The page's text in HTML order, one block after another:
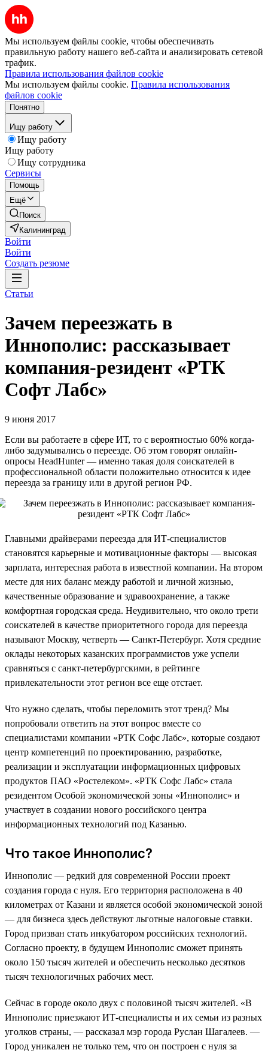
Мы используем файлы cookie, чтобы обеспечивать
правильную работу нашего веб-сайта и анализировать сетевой
трафик.
Правила использования файлов cookie
Мы используем файлы cookie. Правила использования
файлов cookie
Понятно
Ищу работу
Ищу работу
Ищу работу
Ищу сотрудника
Сервисы
Помощь
Ещё
Поиск
Калининград
Войти
Войти
Создать резюме
Статьи
Зачем переезжать в
Иннополис: рассказывает
компания-резидент «РТК
Софт Лабс»
9 июня 2017
Если вы работаете в сфере ИТ, то с вероятностью 60% когда-
либо задумывались о переезде. Об этом говорят онлайн-
опросы HeadHunter — именно такая доля соискателей в
профессиональной области положительно относится к идее
переезда за границу или в другой регион РФ.
Главными драйверами переезда для ИТ-специалистов
становятся карьерные и мотивационные факторы — высокая
зарплата, интересная работа в известной компании. На втором
месте для них баланс между работой и личной жизнью,
качественные образование и здравоохранение, а также
комфортная городская среда. Неудивительно, что около трети
соискателей в качестве приоритетного города для переезда
называют Москву, четверть — Санкт-Петербург. Хотя средние
оклады некоторых казанских программистов уже успели
сравняться с санкт-петербургскими, в рейтинге
привлекательности этот регион все еще отстает.
Что нужно сделать, чтобы переломить этот тренд? Мы
попробовали ответить на этот вопрос вместе со
специалистами компании «РТК Софс Лабс», которые создают
центр компетенций по проектированию, разработке,
реализации и эксплуатации информационных цифровых
продуктов ПАО «Ростелеком». «РТК Софс Лабс» стала
резидентом Особой экономической зоны «Иннополис» и
участвует в создании нового российского центра
информационных технологий под Казанью.
Что такое Иннополис?
Иннополис — редкий для современной России проект
создания города с нуля. Его территория расположена в 40
километрах от Казани и является особой экономической зоной
— для бизнеса здесь действуют льготные налоговые ставки.
Город призван стать инкубатором российских технологий.
Согласно проекту, в будущем Иннополис сможет принять
около 150 тысяч жителей и обеспечить несколько десятков
тысяч технологичных рабочих мест.
Сейчас в городе около двух с половиной тысяч жителей. «В
Иннополис приезжают ИТ-специалисты и их семьи из разных
уголков страны, — рассказал мэр города Руслан Шагалеев. —
Город уникален не только тем, что он построен с нуля за